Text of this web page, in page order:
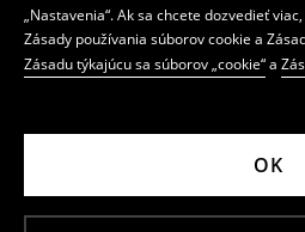
„Nastavenia“. Ak sa chcete dozvedieť
Zásady používania súborov cookie a
Zásadu týkajúcu sa súborov „cookie“a
OK